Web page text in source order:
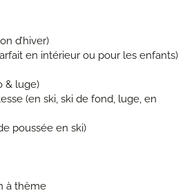
d’hiver)
en intérieur ou pour les enfants)
& luge)
(en ski, ski de fond, luge, en
poussée en ski)
à thème